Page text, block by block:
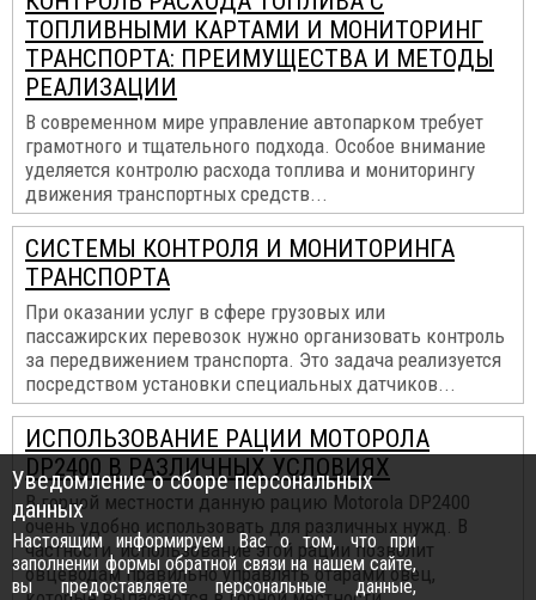
ТОПЛИВНЫМИ КАРТАМИ И МОНИТОРИНГ
ТРАНСПОРТА: ПРЕИМУЩЕСТВА И МЕТОДЫ
РЕАЛИЗАЦИИ
В современном мире управление автопарком требует
грамотного и тщательного подхода. Особое внимание
уделяется контролю расхода топлива и мониторингу
движения транспортных средств...
СИСТЕМЫ КОНТРОЛЯ И МОНИТОРИНГА
ТРАНСПОРТА
При оказании услуг в сфере грузовых или
пассажирских перевозок нужно организовать контроль
за передвижением транспорта. Это задача реализуется
посредством установки специальных датчиков...
ИСПОЛЬЗОВАНИЕ РАЦИИ МОТОРОЛА
DP2400 В РАЗЛИЧНЫХ УСЛОВИЯХ
В горной местности данную рацию Motorola DP2400
очень удобно использовать для различных нужд. В
частности, использование этой рации позволит
овцеводам правильно управлять отарами овец,
Уведомление о сборе персональных
данных
Настоящим информируем Вас о том, что при
заполнении формы обратной связи на нашем сайте,
вы предоставляете персональные данные,